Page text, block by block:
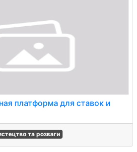
платформа для ставок и
та розваги